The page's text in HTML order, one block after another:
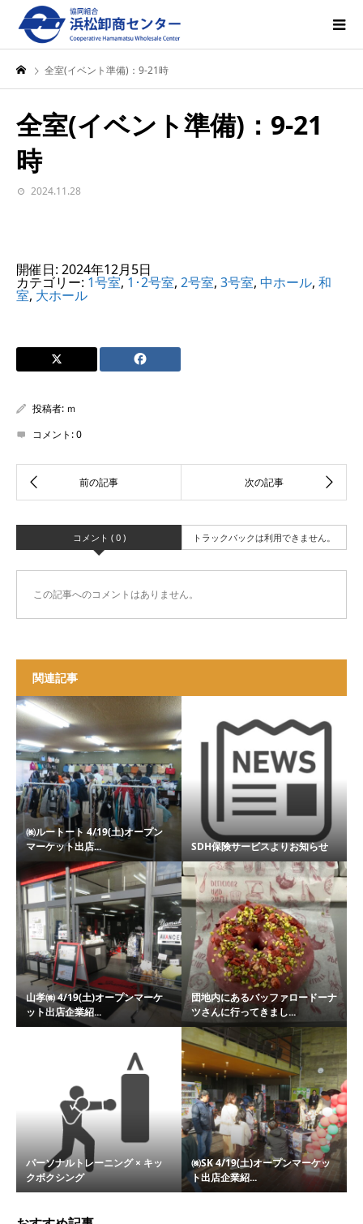
全室(イベント準備)：9-21時
全室(イベント準備)：9-21
時
2024.11.28
開催日: 2024年12月5日
カテゴリー: 1号室, 1･2号室, 2号室, 3号室, 中ホール, 和
室, 大ホール
投稿者: ｍ
コメント:0
コメント ( 0 ) トラックバックは利用できません。
この記事へのコメントはありません。
関連記事
㈱ルートート 4/19(土)オープン
マーケット出店...
SDH保険サービスよりお知らせ
山孝㈱ 4/19(土)オープンマーケ
ット出店企業紹...
団地内にあるバッファロードーナ
ツさんに行ってきまし...
パーソナルトレーニング × キッ
クボクシング
㈱SK 4/19(土)オープンマーケッ
ト出店企業紹...